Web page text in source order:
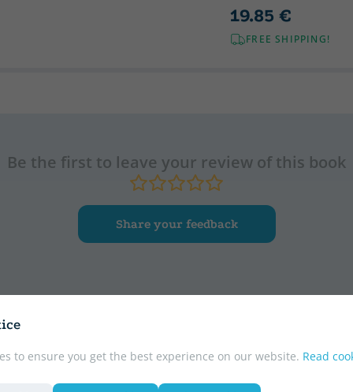
to ensure you get the best experience on our website. Read
19.85 €
FREE SHIPPING!
Be the first to leave your review of this book
Share your feedback